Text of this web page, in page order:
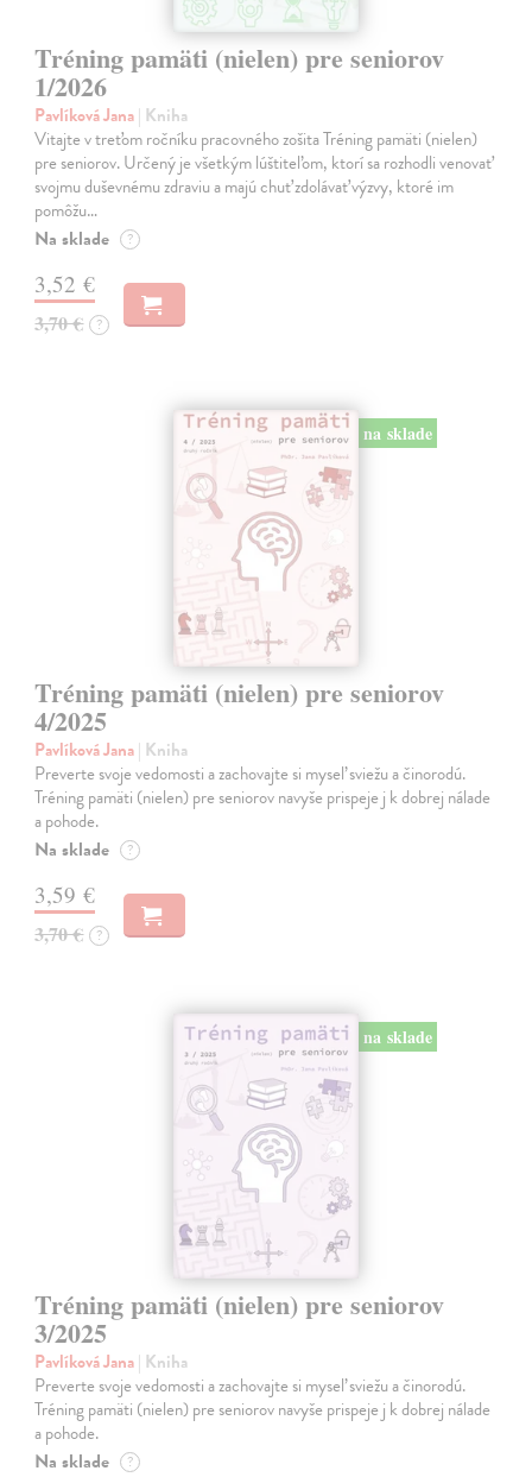
Tréning pamäti (nielen) pre seniorov
1/2026
Pavlíková Jana| Kniha
Vitajte v treťom ročníku pracovného zošita Tréning pamäti (nielen)
pre seniorov. Určený je všetkým lúštiteľom, ktorí sa rozhodli venovať
svojmu duševnému zdraviu a majú chuť zdolávať výzvy, ktoré im
pomôžu…
Na sklade ?
3,52 €
3,70 € ?
na sklade
Tréning pamäti (nielen) pre seniorov
4/2025
Pavlíková Jana| Kniha
Preverte svoje vedomosti a zachovajte si myseľ sviežu a činorodú.
Tréning pamäti (nielen) pre seniorov navyše prispeje j k dobrej nálade
a pohode.
Na sklade ?
3,59 €
3,70 € ?
na sklade
Tréning pamäti (nielen) pre seniorov
3/2025
Pavlíková Jana| Kniha
Preverte svoje vedomosti a zachovajte si myseľ sviežu a činorodú.
Tréning pamäti (nielen) pre seniorov navyše prispeje j k dobrej nálade
a pohode.
Na sklade ?